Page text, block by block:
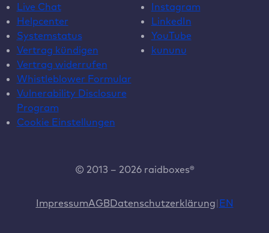
Live Chat
Helpcenter
Systemstatus
Vertrag kündigen
Vertrag widerrufen
Whistleblower Formular
Vulnerability Disclosure
Program
Cookie Einstellungen
Instagram
LinkedIn
YouTube
kununu
© 2013 – 2026 raidboxes®
ImpressumAGBDatenschutzerklärung EN